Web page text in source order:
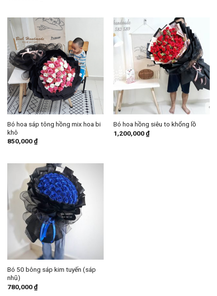
Bó hoa sáp tông hồng mix hoa bi
khô
850,000₫
Bó hoa hồng siêu to khổng lồ
1,200,000₫
Bó 50 bông sáp kim tuyến (sáp
nhũ)
780,000₫